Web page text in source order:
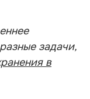
задачи,
в